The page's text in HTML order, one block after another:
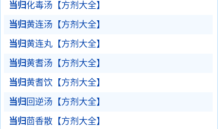
当归 化毒汤【方剂大全】
当归 黄连汤【方剂大全】
当归 黄连丸【方剂大全】
当归 黄耆汤【方剂大全】
当归 黄耆饮【方剂大全】
当归 回逆汤【方剂大全】
当归 茴香散【方剂大全】